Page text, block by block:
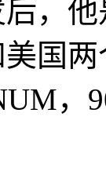
，
国
，